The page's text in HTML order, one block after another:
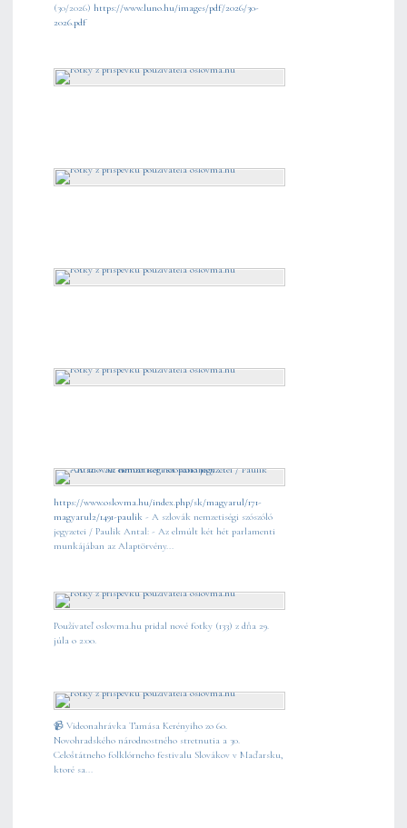
(30/2026) https://www.luno.hu/images/pdf/2026/30-
2026.pdf
https://www.oslovma.hu/index.php/sk/magyarul/171-
magyarul2/1491-paulik - A szlovák nemzetiségi szószóló
jegyzetei / Paulik Antal: - Az elmúlt két hét parlamenti
munkájában az Alaptörvény...
Používateľ oslovma.hu pridal nové fotky (133) z dňa 29.
júla o 2:00.
📹 Videonahrávka Tamása Kerényiho zo 60.
Novohradského národnostného stretnutia a 30.
Celoštátneho folklórneho festivalu Slovákov v Maďarsku,
ktoré sa...